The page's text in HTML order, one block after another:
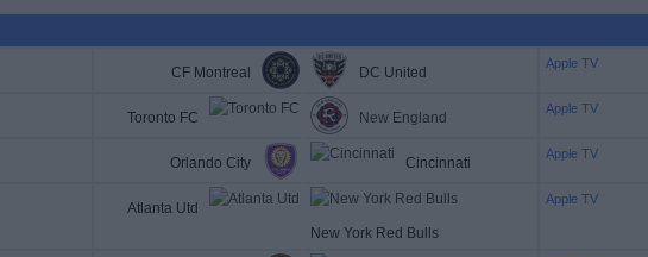
CF Montreal DC United
Apple TV
Toronto FC New England
Apple TV
Orlando City Cincinnati
Apple TV
Atlanta Utd
New York Red Bulls
Apple TV